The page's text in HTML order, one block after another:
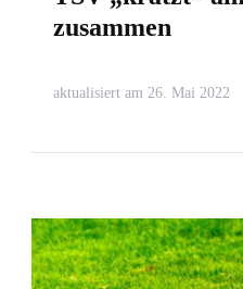
zusammen
aktualisiert am 26. Mai 2022